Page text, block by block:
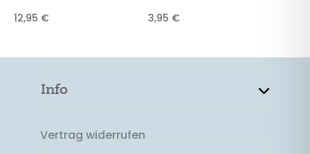
12,95 € 3,95 €
Info
Vertrag widerrufen